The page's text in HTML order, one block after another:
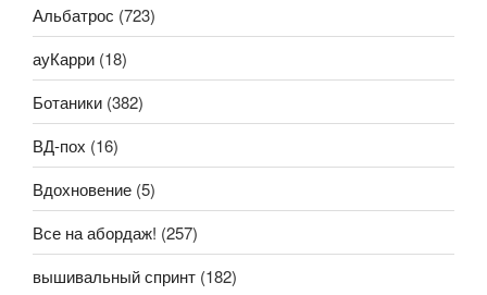
Альбатрос (723)
ауКарри (18)
Ботаники (382)
ВД-пох (16)
Вдохновение (5)
Все на абордаж! (257)
вышивальный спринт (182)